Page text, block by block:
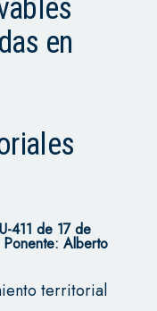
en
411 de 17 de
Alberto
territorial